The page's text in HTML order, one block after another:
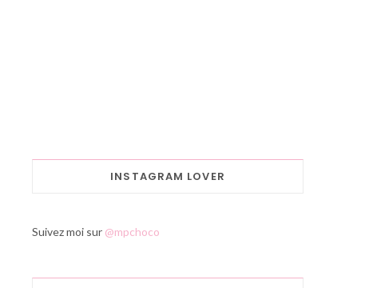
INSTAGRAM LOVER
Suivez moi sur @mpchoco